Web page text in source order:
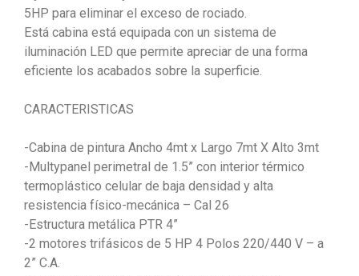
5HP para eliminar el exceso de rociado.
Está cabina está equipada con un sistema de
iluminación LED que permite apreciar de una forma
eficiente los acabados sobre la superficie.
CARACTERISTICAS
-Cabina de pintura Ancho 4mt x Largo 7mt X Alto 3mt
-Multypanel perimetral de 1.5” con interior térmico
termoplástico celular de baja densidad y alta
resistencia físico-mecánica – Cal 26
-Estructura metálica PTR 4”
-2 motores trifásicos de 5 HP 4 Polos 220/440 V – a
2” C.A.